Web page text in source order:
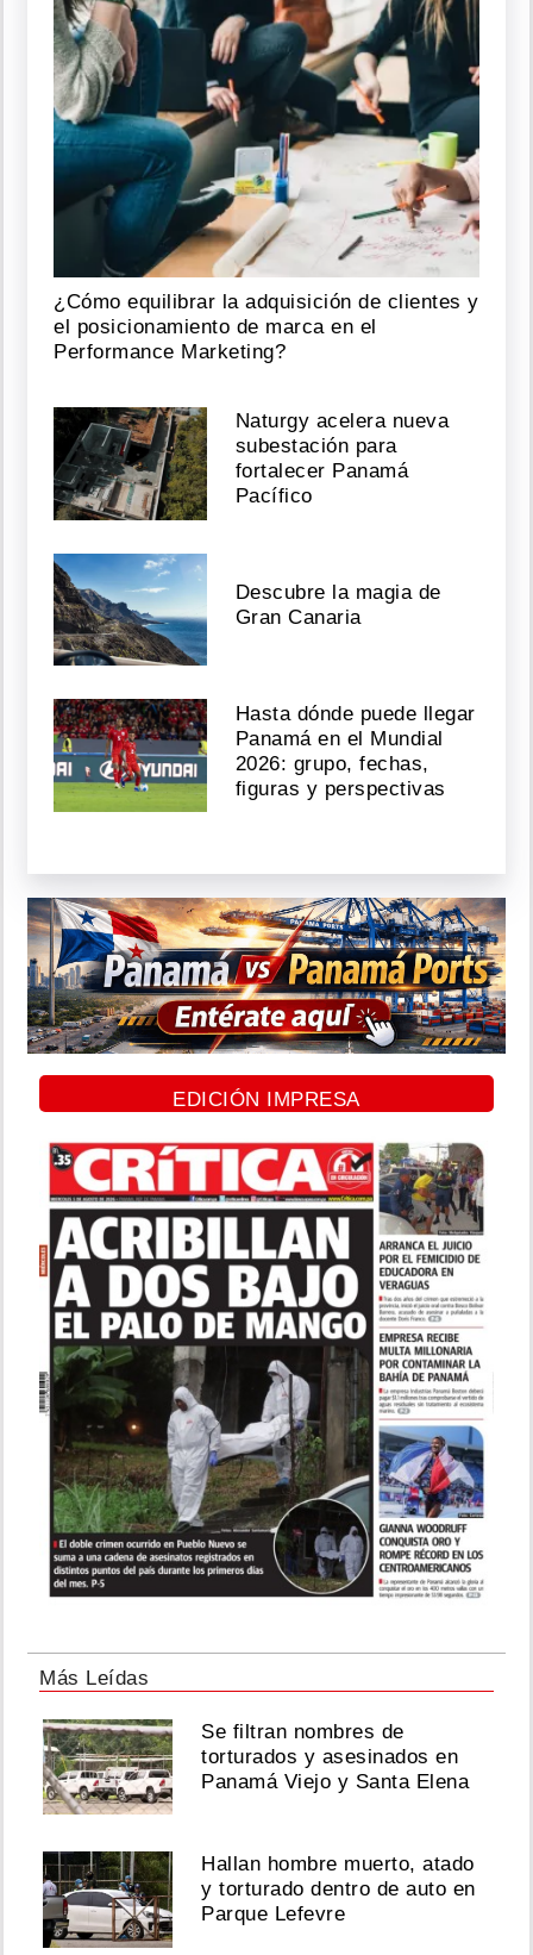
¿Cómo equilibrar la adquisición de clientes y
el posicionamiento de marca en el
Performance Marketing?
Naturgy acelera nueva
subestación para
fortalecer Panamá
Pacífico
Descubre la magia de
Gran Canaria
Hasta dónde puede llegar
Panamá en el Mundial
2026: grupo, fechas,
figuras y perspectivas
EDICIÓN IMPRESA
Más Leídas
Se filtran nombres de
torturados y asesinados en
Panamá Viejo y Santa Elena
Hallan hombre muerto, atado
y torturado dentro de auto en
Parque Lefevre